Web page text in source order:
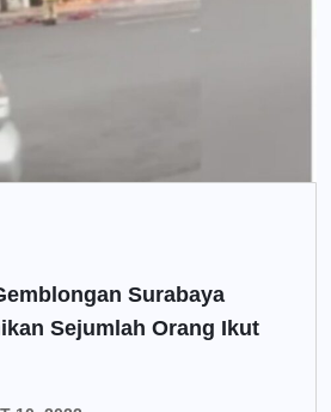
Surabaya
Sejumlah Orang Ikut